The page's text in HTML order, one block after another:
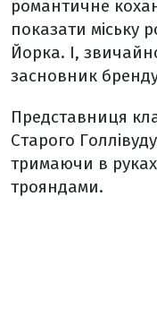
романтичне
показати міську
Йорка. І,
засновник
Представниця
Старого
тримаючи в руках
трояндами.